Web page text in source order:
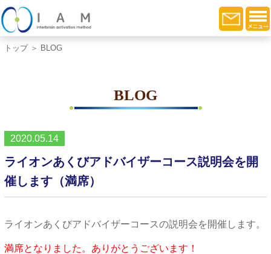
トップ＞ BLOG
BLOG
2020.05.14
ライオンあくびアドバイザーコース説明会を開
催します（満席）
ライオンあくびアドバイザーコースの説明会を開催します。
満席となりました。ありがとうございます！